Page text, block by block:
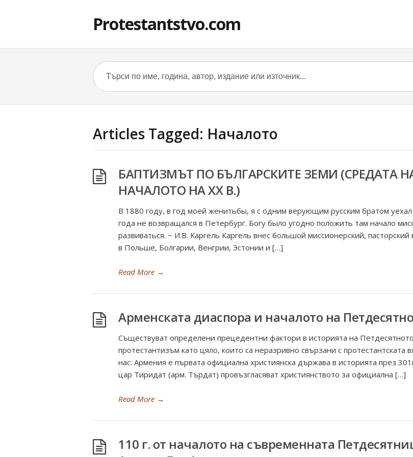
Protestantstvo.com
Articles Tagged: Началото
БАПТИЗМЪТ ПО БЪЛГАРСКИТЕ ЗЕМИ (СРЕДАТА НА
НАЧАЛОТО НА ХХ В.)
В 1880 году, в год моей женитьбы, я с одним верующим русским братом
года не возвращался в Петербург. Богу было угодно положить там начало
развиваться. ~ И.В. Каргель Каргель внес большой миссионерский,
в Польше, Болгарии, Венгрии, Эстонии и […]
Read More →
Арменската диаспора и началото на
Съществуват определени прецедентни фактори в историята на
протестантизъм като цяло, които са неразривно свързани с протестантската
нас: Армения е първата официална християнска държава в историята през
цар Тиридат (арм. Търдат) провъзгласяват християнството за официална […]
Read More →
110 г. от началото на съвременната